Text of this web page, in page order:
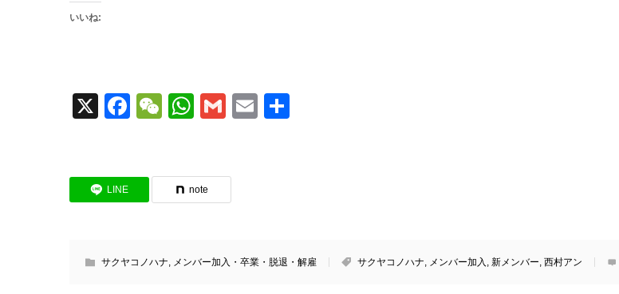
いいね:
X Facebook
WeChat
WhatsApp
GmailEmail
LINE note
サクヤコノハナ, メンバー加入・卒業・脱退・解雇 サクヤコノハナ, メンバー加入 , 新メンバー, 西村アン